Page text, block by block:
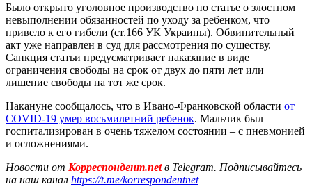
Было открыто уголовное производство по статье о злостном
невыполнении обязанностей по уходу за ребенком, что
привело к его гибели (ст.166 УК Украины). Обвинительный
акт уже направлен в суд для рассмотрения по существу.
Санкция статьи предусматривает наказание в виде
ограничения свободы на срок от двух до пяти лет или
лишение свободы на тот же срок.
Накануне сообщалось, что в Ивано-Франковской области от
COVID-19 умер восьмилетний ребенок. Мальчик был
госпитализирован в очень тяжелом состоянии – с пневмонией
и осложнениями.
Новости от Корреспондент.netв Telegram. Подписывайтесь
на наш канал https://t.me/korrespondentnet